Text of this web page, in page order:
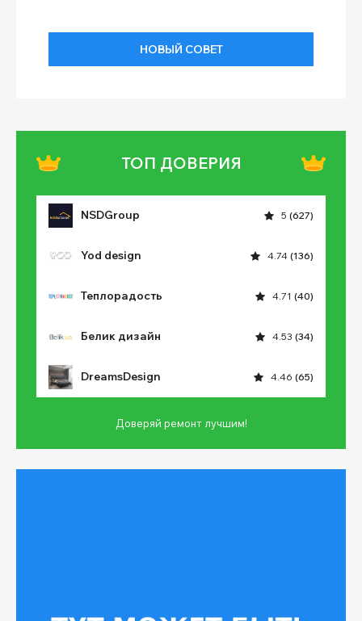
НОВЫЙ СОВЕТ
ТОП ДОВЕРИЯ
NSDGroup 5 (627)
Yod design 4.74 (136)
Теплорадость 4.71 (40)
Белик дизайн 4.53 (34)
DreamsDesign 4.46 (65)
Доверяй ремонт лучшим!